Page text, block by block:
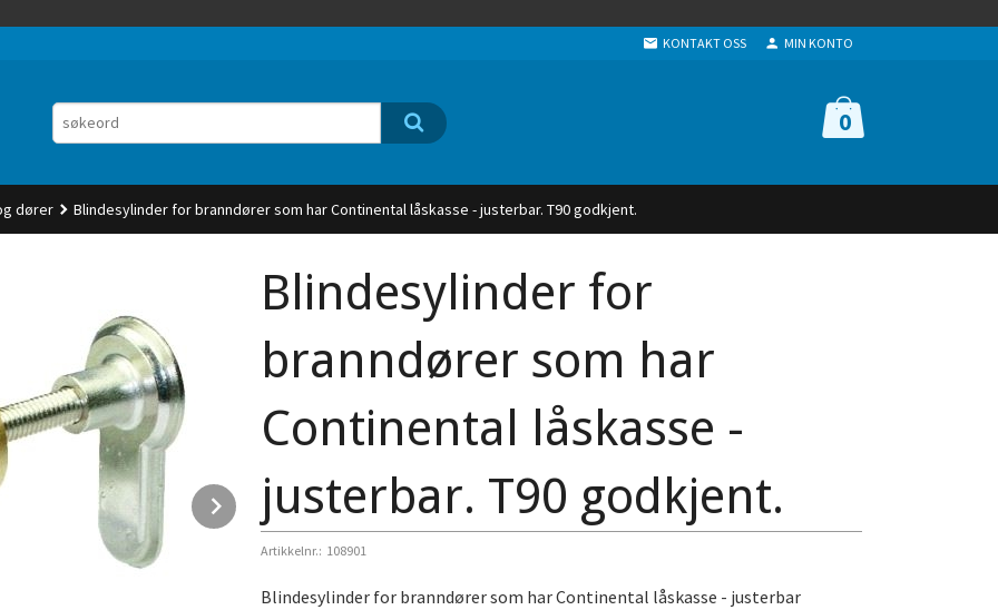
KONTAKT OSS MIN KONTO
0
dører Blindesylinder for branndører som har Continental låskasse - justerbar. T90 godkjent.
Next
Blindesylinder for
branndører som har
Continental låskasse -
justerbar. T90 godkjent.
Artikkelnr.: 108901
Blindesylinder for branndører som har Continental låskasse - justerbar